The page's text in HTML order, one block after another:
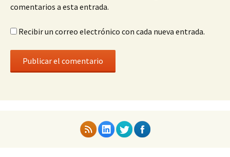
comentarios a esta entrada.
Recibir un correo electrónico con cada nueva entrada.